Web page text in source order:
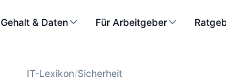
Gehalt & Daten Für Arbeitgeber
IT-Lexikon/Sicherheit